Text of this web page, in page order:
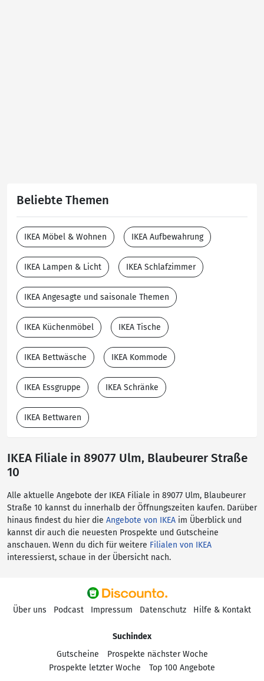
Beliebte Themen
IKEA Möbel & Wohnen IKEA Aufbewahrung
IKEA Lampen & Licht IKEA Schlafzimmer
IKEA Angesagte und saisonale Themen
IKEA Küchenmöbel IKEA Tische
IKEA Bettwäsche IKEA Kommode
IKEA Essgruppe IKEA Schränke
IKEA Bettwaren
IKEA Filiale in 89077 Ulm, Blaubeurer Straße
10
Alle aktuelle Angebote der IKEA Filiale in 89077 Ulm, Blaubeurer
Straße 10 kannst du innerhalb der Öffnungszeiten kaufen. Darüber
hinaus findest du hier die Angebote von IKEA im Überblick und
kannst dir auch die neuesten Prospekte und Gutscheine
anschauen. Wenn du dich für weitere Filialen von IKEA
interessierst, schaue in der Übersicht nach.
Über uns Podcast Impressum Datenschutz Hilfe & Kontakt
Suchindex
Gutscheine
Prospekte nächster Woche
Prospekte letzter Woche
Top 100 Angebote